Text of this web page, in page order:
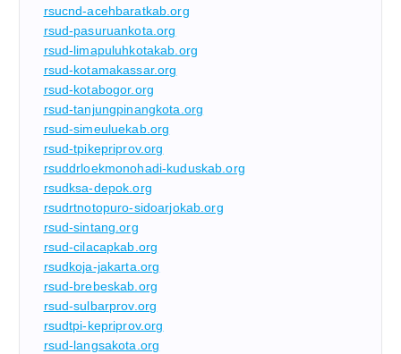
rsucnd-acehbaratkab.org
rsud-pasuruankota.org
rsud-limapuluhkotakab.org
rsud-kotamakassar.org
rsud-kotabogor.org
rsud-tanjungpinangkota.org
rsud-simeuluekab.org
rsud-tpikepriprov.org
rsuddrloekmonohadi-kuduskab.org
rsudksa-depok.org
rsudrtnotopuro-sidoarjokab.org
rsud-sintang.org
rsud-cilacapkab.org
rsudkoja-jakarta.org
rsud-brebeskab.org
rsud-sulbarprov.org
rsudtpi-kepriprov.org
rsud-langsakota.org